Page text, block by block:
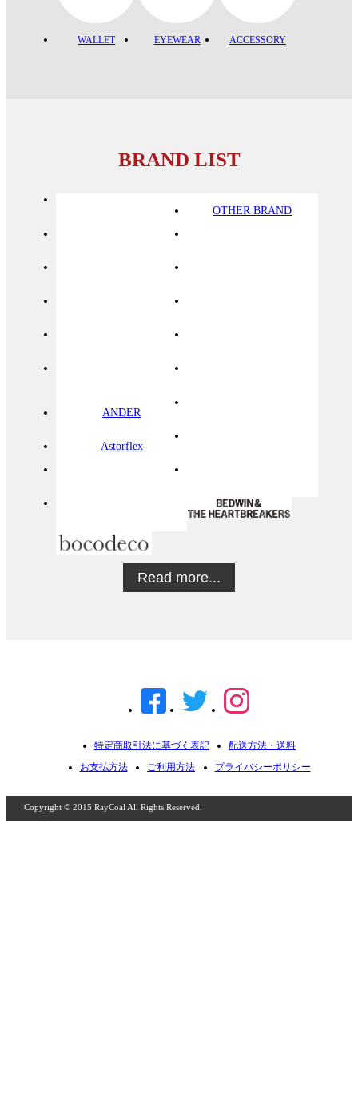
WALLET EYEWEAR ACCESSORY
BRAND LIST
OTHER BRAND
ANDER
Astorflex
Read more...
特定商取引法に基づく表記
配送方法・送料
お支払方法
ご利用方法 プライバシーポリシー
Copyright © 2015 RayCoal All Rights Reserved.